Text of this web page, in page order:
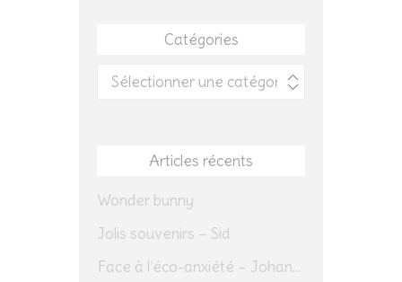
Catégories
Catégories
Articles récents
Wonder bunny
Jolis souvenirs – Sid
Face à l’éco-anxiété – Johannes Herrmann